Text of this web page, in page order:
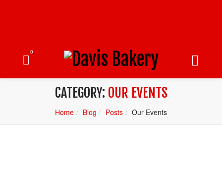
0
CATEGORY: OUR EVENTS
Home Blog Posts Our Events